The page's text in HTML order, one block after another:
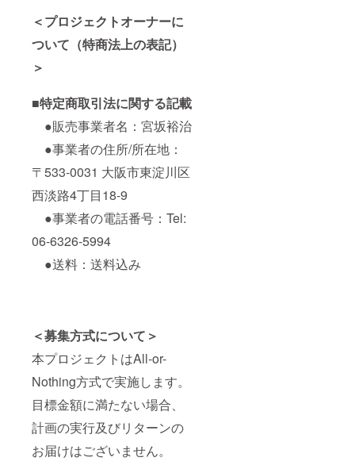
＜プロジェクトオーナーに
ついて（特商法上の表記）
＞
■特定商取引法に関する記載
●販売事業者名：宮坂裕治
●事業者の住所/所在地：
〒533-0031 大阪市東淀川区
西淡路4丁目18-9
●事業者の電話番号：Tel:
06-6326-5994
●送料：送料込み
＜募集方式について＞
本プロジェクトはAll-or-
Nothing方式で実施します。
目標金額に満たない場合、
計画の実行及びリターンの
お届けはございません。